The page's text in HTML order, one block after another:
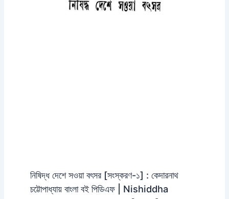
নিষিদ্ধ দেশে সওয়া বৎসর [সংস্করণ-১] : কেদারনাথ
চট্টোপাধ্যায় বাংলা বই পিডিএফ | Nishiddha